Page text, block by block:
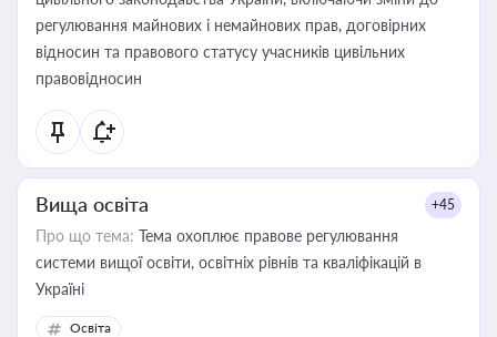
регулювання майнових і немайнових прав, договірних
відносин та правового статусу учасників цивільних
правовідносин
Вища освіта +45
Про що тема: Тема охоплює правове регулювання
системи вищої освіти, освітніх рівнів та кваліфікацій в
Україні
Освіта